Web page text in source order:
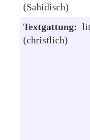
(Sahidisch)
Textgattung:
(christlich)